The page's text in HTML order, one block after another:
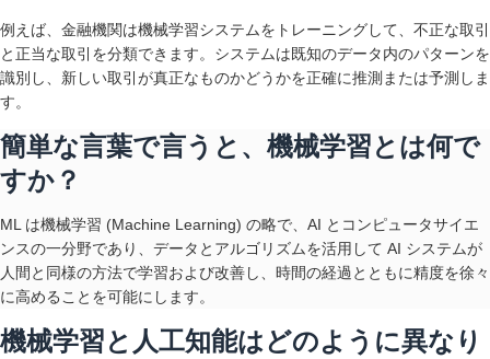
例えば、金融機関は機械学習システムをトレーニングして、不正な取引
と正当な取引を分類できます。システムは既知のデータ内のパターンを
識別し、新しい取引が真正なものかどうかを正確に推測または予測しま
す。
簡単な言葉で言うと、機械学習とは何で
すか？
ML は機械学習 (Machine Learning) の略で、AI とコンピュータサイエ
ンスの一分野であり、データとアルゴリズムを活用して AI システムが
人間と同様の方法で学習および改善し、時間の経過とともに精度を徐々
に高めることを可能にします。
機械学習と人工知能はどのように異なり